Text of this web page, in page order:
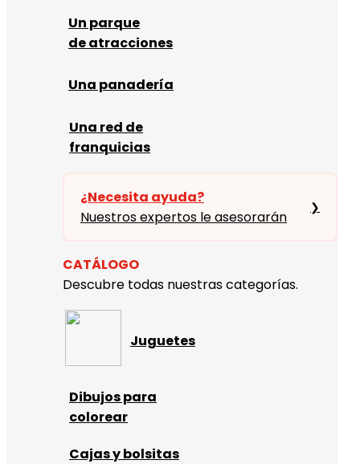
Un parque
de atracciones
Una panadería
Una red de
franquicias
¿Necesita ayuda?
Nuestros expertos le asesorarán
❯
CATÁLOGO
Descubre todas nuestras categorías.
Juguetes
Dibujos para
colorear
Cajas y bolsitas